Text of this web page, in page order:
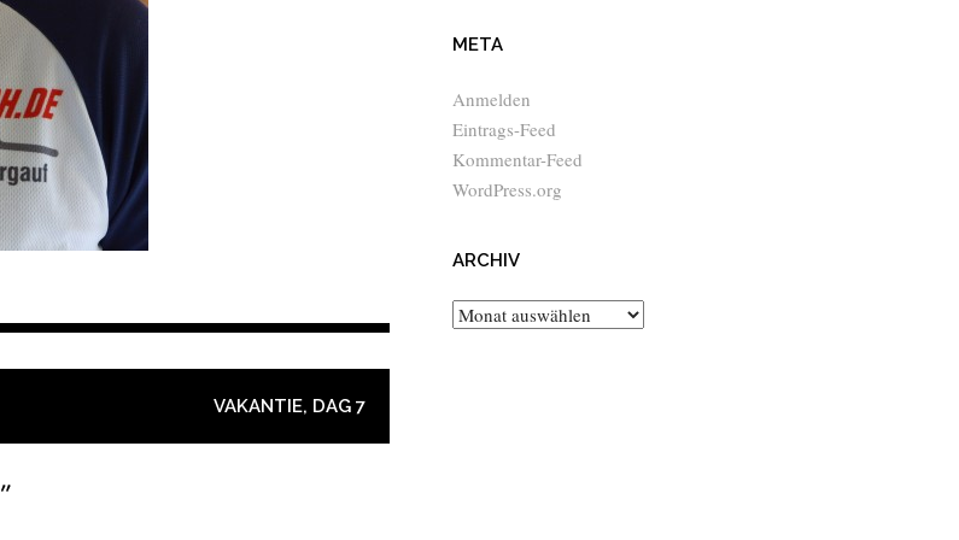
VAKANTIE, DAG 7
”
META
Anmelden
Eintrags-Feed
Kommentar-Feed
WordPress.org
ARCHIV
Archiv